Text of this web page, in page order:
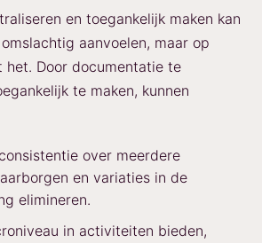
en toegankelijk maken kan
aanvoelen, maar op
het. Door documentatie te
te maken, kunnen
over meerdere
en variaties in de
elimineren.
in activiteiten bieden,